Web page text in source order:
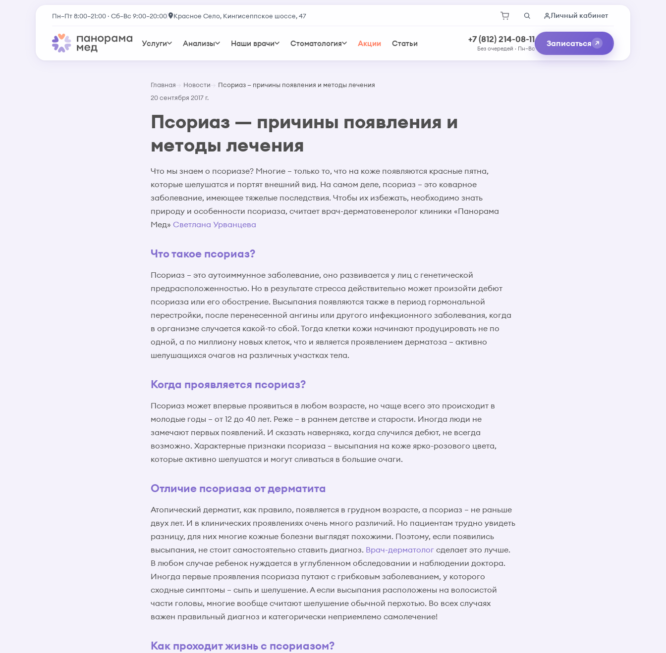
Пн–Пт 8:00–21:00 · Сб–Вс 9:00–20:00 Красное Село, Кингисеппское шоссе, 47 Личный кабинет
Услуги Анализы Наши врачи Стоматология Акции Статьи +7 (812) 214-08-11
Без очередей · Пн–Вс
Записаться
Главная Новости
Псориаз — причины появления и методы лечения
20 сентября 2017 г.
Псориаз — причины появления и
методы лечения
Что мы знаем о псориазе? Многие – только то, что на коже появляются красные пятна,
которые шелушатся и портят внешний вид. На самом деле, псориаз – это коварное
заболевание, имеющее тяжелые последствия. Чтобы их избежать, необходимо знать
природу и особенности псориаза, считает врач-дерматовенеролог клиники «Панорама
Мед» Светлана Урванцева
Что такое псориаз?
Псориаз – это аутоиммунное заболевание, оно развивается у лиц с генетической
предрасположенностью. Но в результате стресса действительно может произойти дебют
псориаза или его обострение. Высыпания появляются также в период гормональной
перестройки, после перенесенной ангины или другого инфекционного заболевания, когда
в организме случается какой-то сбой. Тогда клетки кожи начинают продуцировать не по
одной, а по миллиону новых клеток, что и является проявлением дерматоза – активно
шелушащихся очагов на различных участках тела.
Когда проявляется псориаз?
Псориаз может впервые проявиться в любом возрасте, но чаще всего это происходит в
молодые годы – от 12 до 40 лет. Реже – в раннем детстве и старости. Иногда люди не
замечают первых появлений. И сказать наверняка, когда случился дебют, не всегда
возможно. Характерные признаки псориаза – высыпания на коже ярко-розового цвета,
которые активно шелушатся и могут сливаться в большие очаги.
Отличие псориаза от дерматита
Атопический дерматит, как правило, появляется в грудном возрасте, а псориаз – не раньше
двух лет. И в клинических проявлениях очень много различий. Но пациентам трудно увидеть
разницу, для них многие кожные болезни выглядят похожими. Поэтому, если появились
высыпания, не стоит самостоятельно ставить диагноз. Врач-дерматолог сделает это лучше.
В любом случае ребенок нуждается в углубленном обследовании и наблюдении доктора.
Иногда первые проявления псориаза путают с грибковым заболеванием, у которого
сходные симптомы – сыпь и шелушение. А если высыпания расположены на волосистой
части головы, многие вообще считают шелушение обычной перхотью. Во всех случаях
важен правильный диагноз и категорически неприемлемо самолечение!
Как проходит жизнь с псориазом?